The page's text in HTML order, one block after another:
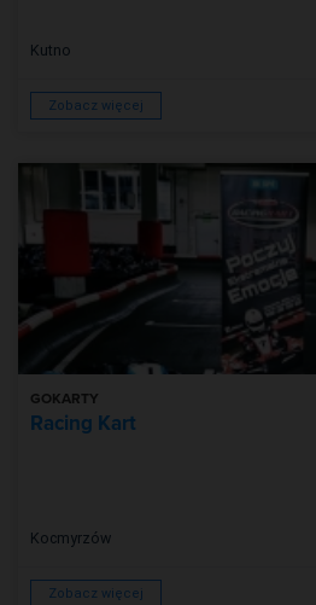
Kutno
Zobacz więcej
GOKARTY
Racing Kart
Kocmyrzów
Zobacz więcej